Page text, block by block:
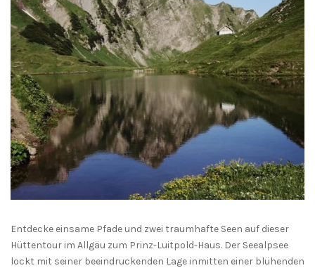
Entdecke einsame Pfade und zwei traumhafte Seen auf dieser
Hüttentour im Allgäu zum Prinz-Luitpold-Haus. Der Seealpsee
lockt mit seiner beeindruckenden Lage inmitten einer blühenden